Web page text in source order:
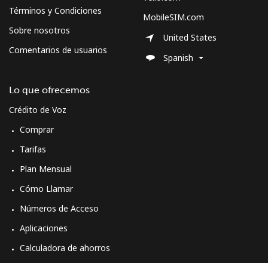
Términos y Condiciones
Sobre nosotros
Comentarios de usuarios
Lo que ofrecemos
Crédito de Voz
Comprar
Tarifas
Plan Mensual
Cómo Llamar
Números de Acceso
Aplicaciones
Calculadora de ahorros
MobileSIM.com
United States
Spanish